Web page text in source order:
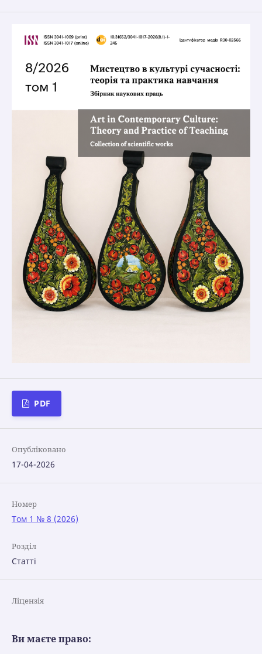
PDF
Опубліковано
17-04-2026
Номер
Том 1 № 8 (2026)
Розділ
Статті
Ліцензія
Ви маєте право: